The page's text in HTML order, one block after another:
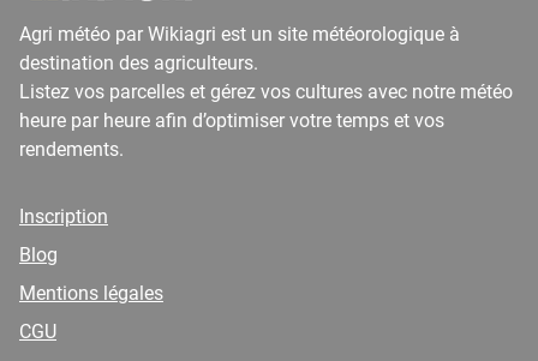
Agri météo par Wikiagri est un site météorologique à
destination des agriculteurs.
Listez vos parcelles et gérez vos cultures avec notre météo
heure par heure afin d’optimiser votre temps et vos
rendements.
Inscription
Blog
Mentions légales
CGU